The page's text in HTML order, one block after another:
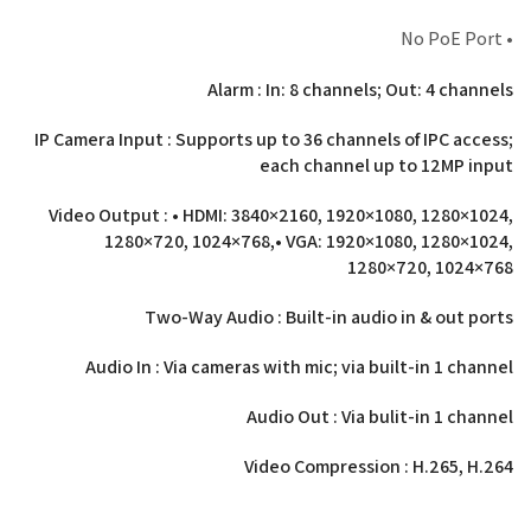
• No PoE Port
Alarm : In: 8 channels; Out: 4 channels
IP Camera Input : Supports up to 36 channels of IPC access;
each channel up to 12MP input
Video Output : • HDMI: 3840×2160, 1920×1080, 1280×1024,
1280×720, 1024×768,• VGA: 1920×1080, 1280×1024,
1280×720, 1024×768
Two-Way Audio : Built-in audio in & out ports
Audio In : Via cameras with mic; via built-in 1 channel
Audio Out : Via bulit-in 1 channel
Video Compression : H.265, H.264